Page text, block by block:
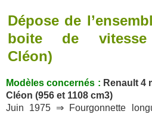
Dépose de
boite de vitesse
Cléon)
Modèles concernés : Renault 4
Cléon (956 et 1108 cm3)
Juin 1975 ⇒ Fourgonnette